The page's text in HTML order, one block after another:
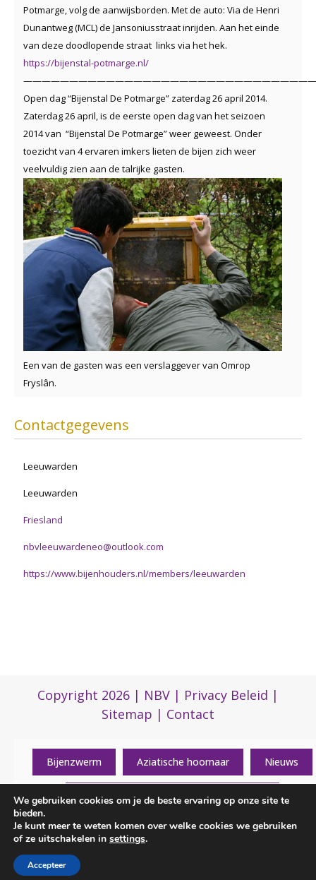
Bijenzwerm Aziatische hoornaar Nieuws
Algemene informatie over de vereniging
Contactgegevens
Potmarge, volg de aanwijsborden. Met de auto: Via de Henri
Dunantweg (MCL) de Jansoniusstraat inrijden. Aan het einde
van deze doodlopende straat links via het hek.
https://bijenstal-potmarge.nl/
Open dag “Bijenstal De Potmarge” zaterdag 26 april 2014.
Zaterdag 26 april, is de eerste open dag van het seizoen
2014 van “Bijenstal De Potmarge” weer geweest. Onder
toezicht van 4 ervaren imkers lieten de bijen zich weer
veelvuldig zien aan de talrijke gasten.
Een van de gasten was een verslaggever van Omrop
Fryslân.
Contactgegevens
Leeuwarden
Leeuwarden
Friesland
nbvleeuwardeneo@outlook.com
https://www.bijenhouders.nl/members/leeuwarden
Copyright 2026 | NBV | Privacy Beleid |
Sitemap | Contact
(0)317 422 422
We gebruiken cookies om je de beste ervaring op onze site te
bieden.
Je kunt meer te weten komen over welke cookies we gebruiken
of ze uitschakelen in settings.
Accepteer